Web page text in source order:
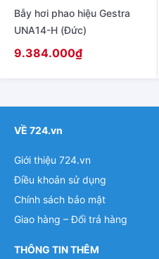
Bẫy hơi phao hiệu Gestra
UNA14-H (Đức)
9.384.000₫
VỀ 724.vn
Giới thiệu 724.vn
Điều khoản sử dụng
Chính sách bảo mật
Giao hàng – Đổi trả hàng
THÔNG TIN THÊM